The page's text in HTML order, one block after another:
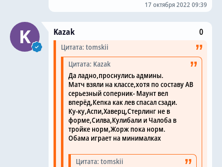
17 октября 2022 09:39
Kazak 0
Цитата: tomskii
Цитата: Kazak
Да ладно,проснулись админы.
Матч взяли на классе,хотя по составу АВ
серьезный соперник- Маунт вел
вперёд,Кепка как лев спасал сзади.
Ку-ку,Аспи,Хаверц,Стерлинг не в
форме,Силва,Кулибали и Чалоба в
тройке норм,Жорж пока норм.
Обама играет на минималках
Цитата: tomskii